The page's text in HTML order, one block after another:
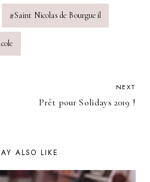
#Saint Nicolas de Bourgueil
NEXT
Prêt pour Solidays 2019 !
ALSO LIKE